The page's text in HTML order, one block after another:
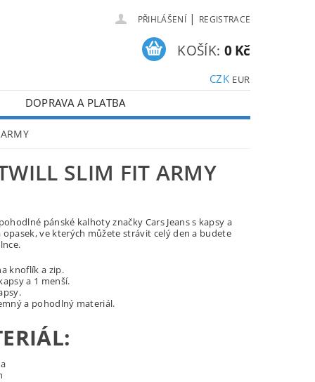
PŘIHLÁŠENÍ | REGISTRACE
CZK EUR
KOŠÍK: 0 Kč
DOPRAVA A PLATBA
SLIM FIT ARMY
pánské kalhoty značky Cars Jeans s kapsy a
ve kterých můžete strávit celý den a budete
knoflík a zip.
a 1 menší.
a pohodlný materiál.